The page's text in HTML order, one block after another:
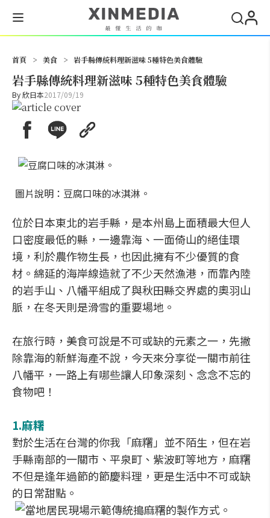
首頁 > 美食 > 岩手縣傳統料理新滋味 5種特色美食體驗
岩手縣傳統料理新滋味 5種特色美食體驗
By欣日本2017/09/19
圖片說明：豆腐口味的冰淇淋。
位於日本東北的岩手縣，是本州島上面積最大但人
口密度最低的縣，一邊靠海、一面倚山的絕佳環
境，利於農作物生長，也因此擁有不少優質的食
材。綿延的海岸線造就了不少天然漁港，而靠內陸
的岩手山、八幡平組成了與秋田縣交界處的奧羽山
脈，在冬天則是滑雪的重要場地。
在旅行時，美食可說是不可或缺的元素之一，先撇
除靠海的新鮮海產不說，今天來分享從一關市前往
八幡平，一路上有哪些讓人印象深刻、念念不忘的
食物吧！
1.麻糬
對於生活在台灣的你我「麻糬」並不陌生，但在岩
手縣南部的一關市、平泉町、紫波町等地方，麻糬
不但是逢年過節的節慶料理，更是生活中不可或缺
的日常甜點。